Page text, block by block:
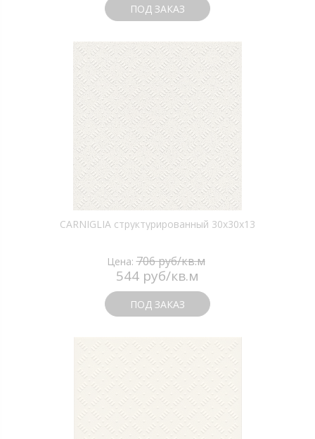
ПОД ЗАКАЗ
CARNIGLIA структурированный 30х30х13
Цена:706 руб/кв.м
544 руб/кв.м
ПОД ЗАКАЗ